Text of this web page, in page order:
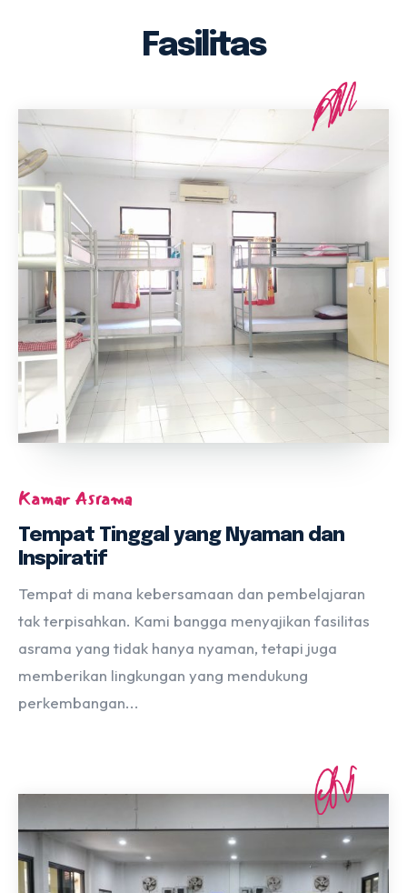
Fasilitas
Kamar Asrama
Tempat Tinggal yang Nyaman dan
Inspiratif
Tempat di mana kebersamaan dan pembelajaran
tak terpisahkan. Kami bangga menyajikan fasilitas
asrama yang tidak hanya nyaman, tetapi juga
memberikan lingkungan yang mendukung
perkembangan...